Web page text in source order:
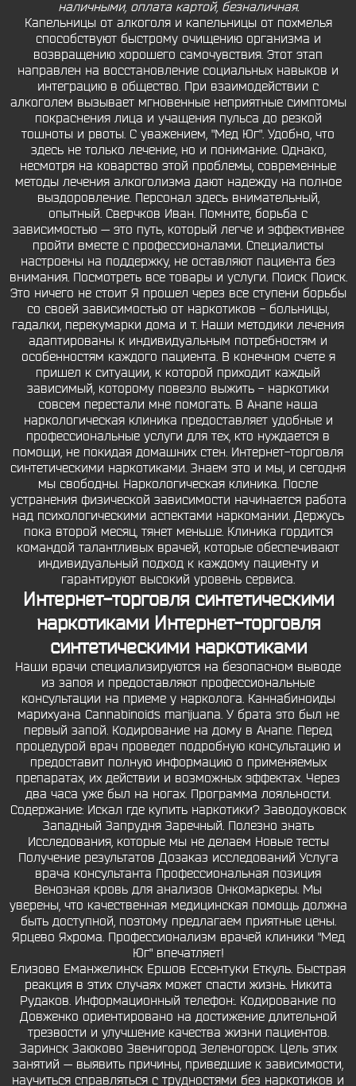
наличными, оплата картой, безналичная.
Капельницы от алкоголя и капельницы от похмелья
способствуют быстрому очищению организма и
возвращению хорошего самочувствия. Этот этап
направлен на восстановление социальных навыков и
интеграцию в общество. При взаимодействии с
алкоголем вызывает мгновенные неприятные симптомы
покраснения лица и учащения пульса до резкой
тошноты и рвоты. С уважением, "Мед Юг". Удобно, что
здесь не только лечение, но и понимание. Однако,
несмотря на коварство этой проблемы, современные
методы лечения алкоголизма дают надежду на полное
выздоровление. Персонал здесь внимательный,
опытный. Сверчков Иван. Помните, борьба с
зависимостью — это путь, который легче и эффективнее
пройти вместе с профессионалами. Специалисты
настроены на поддержку, не оставляют пациента без
внимания. Посмотреть все товары и услуги. Поиск Поиск.
Это ничего не стоит Я прошел через все ступени борьбы
со своей зависимостью от наркотиков - больницы,
гадалки, перекумарки дома и т. Наши методики лечения
адаптированы к индивидуальным потребностям и
особенностям каждого пациента. В конечном счете я
пришел к ситуации, к которой приходит каждый
зависимый, которому повезло выжить - наркотики
совсем перестали мне помогать. В Анапе наша
наркологическая клиника предоставляет удобные и
профессиональные услуги для тех, кто нуждается в
помощи, не покидая домашних стен. Интернет-торговля
синтетическими наркотиками. Знаем это и мы, и сегодня
мы свободны. Наркологическая клиника. После
устранения физической зависимости начинается работа
над психологическими аспектами наркомании. Держусь
пока второй месяц, тянет меньше. Клиника гордится
командой талантливых врачей, которые обеспечивают
индивидуальный подход к каждому пациенту и
гарантируют высокий уровень сервиса.
Интернет-торговля синтетическими
наркотиками Интернет-торговля
синтетическими наркотиками
Наши врачи специализируются на безопасном выводе
из запоя и предоставляют профессиональные
консультации на приеме у нарколога. Каннабиноиды
марихуана Cannabinoids marijuana. У брата это был не
первый запой. Кодирование на дому в Анапе. Перед
процедурой врач проведет подробную консультацию и
предоставит полную информацию о применяемых
препаратах, их действии и возможных эффектах. Через
два часа уже был на ногах. Программа лояльности.
Содержание: Искал где купить наркотики? Заводоуковск
Западный Запрудня Заречный. Полезно знать
Исследования, которые мы не делаем Новые тесты
Получение результатов Дозаказ исследований Услуга
врача консультанта Профессиональная позиция
Венозная кровь для анализов Онкомаркеры. Мы
уверены, что качественная медицинская помощь должна
быть доступной, поэтому предлагаем приятные цены.
Ярцево Яхрома. Профессионализм врачей клиники "Мед
Юг" впечатляет!
Елизово Еманжелинск Ершов Ессентуки Еткуль. Быстрая
реакция в этих случаях может спасти жизнь. Никита
Рудаков. Информационный телефон:. Кодирование по
Довженко ориентировано на достижение длительной
трезвости и улучшение качества жизни пациентов.
Заринск Заюково Звенигород Зеленогорск. Цель этих
занятий — выявить причины, приведшие к зависимости,
научиться справляться с трудностями без наркотиков и